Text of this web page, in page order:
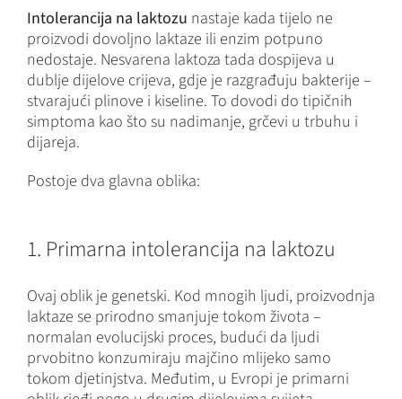
Intolerancija na laktozu nastaje kada tijelo ne
proizvodi dovoljno laktaze ili enzim potpuno
nedostaje. Nesvarena laktoza tada dospijeva u
dublje dijelove crijeva, gdje je razgrađuju bakterije –
stvarajući plinove i kiseline. To dovodi do tipičnih
simptoma kao što su nadimanje, grčevi u trbuhu i
dijareja.
Postoje dva glavna oblika:
1. Primarna intolerancija na laktozu
Ovaj oblik je genetski. Kod mnogih ljudi, proizvodnja
laktaze se prirodno smanjuje tokom života –
normalan evolucijski proces, budući da ljudi
prvobitno konzumiraju majčino mlijeko samo
tokom djetinjstva. Međutim, u Evropi je primarni